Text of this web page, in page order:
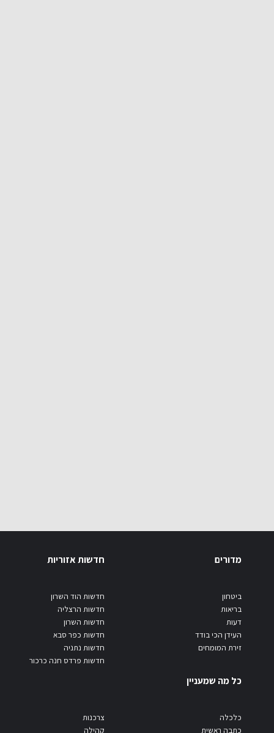
מדורים
ביטחון
בריאות
דעות
העידן הכי בודד
זירת המומחים
חדשות אזוריות
חדשות הוד השרון
חדשות הרצליה
חדשות השרון
חדשות כפר סבא
חדשות נתניה
חדשות פרדס חנה כרכור
כל מה שמעניין
כלכלה
כתבה ראשית
צרכנות
קהילה